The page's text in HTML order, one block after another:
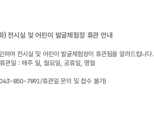
전시실 및 어린이 발굴체험장 휴관 안내
하여 전시실 및 어린이 발굴체험장이 휴관됨을 알려드립니다.
관일 : 매주 일, 월요일, 공휴일, 명절
850-7891/휴관일 문의 및 접수 불가)